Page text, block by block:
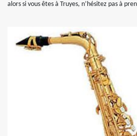
alors si vous êtes à Truyes, n’hésitez pas à